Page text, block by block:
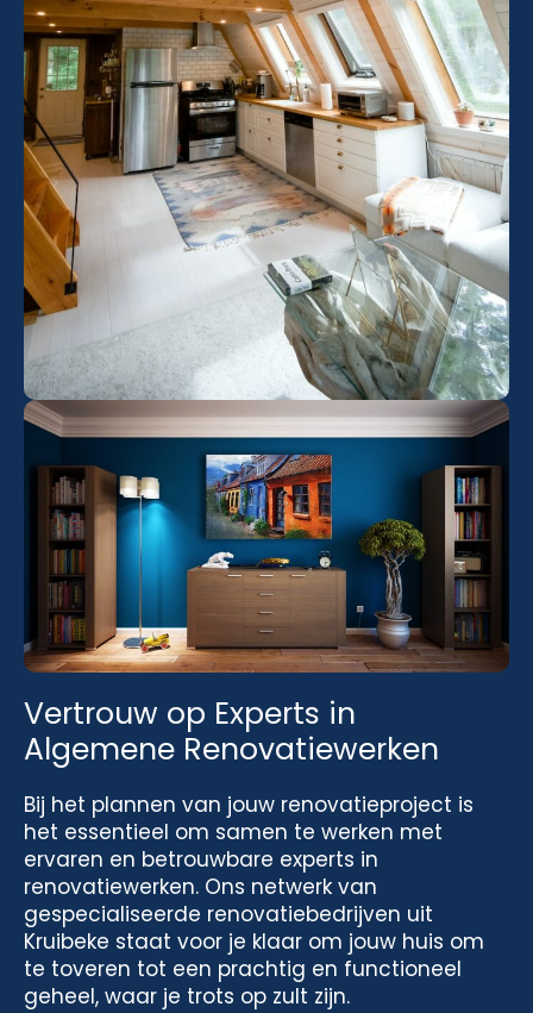
Vertrouw op Experts in
Algemene Renovatiewerken
Bij het plannen van jouw renovatieproject is
het essentieel om samen te werken met
ervaren en betrouwbare experts in
renovatiewerken. Ons netwerk van
gespecialiseerde renovatiebedrijven uit
Kruibeke staat voor je klaar om jouw huis om
te toveren tot een prachtig en functioneel
geheel, waar je trots op zult zijn.